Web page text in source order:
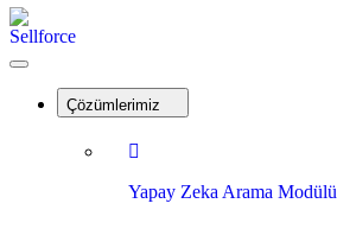
Menu
Sellforce
Close
Çözümlerimiz
Yapay Zeka Arama Modülü